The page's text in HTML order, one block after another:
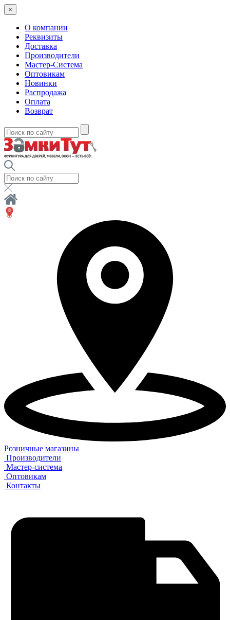
×
О компании
Реквизиты
Доставка
Производители
Мастер-Система
Оптовикам
Новинки
Распродажа
Оплата
Возврат
Розничные магазины
Производители
Мастер-система
Оптовикам
Контакты